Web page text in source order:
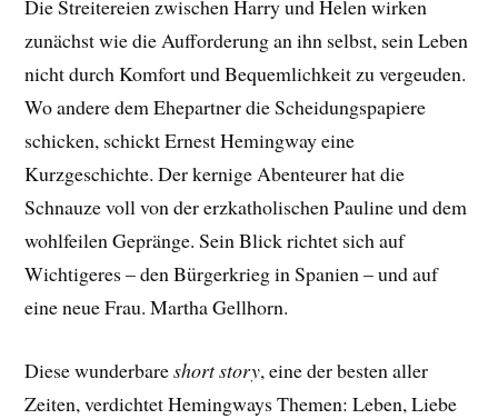
Die Streitereien zwischen Harry und Helen wirken
zunächst wie die Aufforderung an ihn selbst, sein Leben
nicht durch Komfort und Bequemlichkeit zu vergeuden.
Wo andere dem Ehepartner die Scheidungspapiere
schicken, schickt Ernest Hemingway eine
Kurzgeschichte. Der kernige Abenteurer hat die
Schnauze voll von der erzkatholischen Pauline und dem
wohlfeilen Gepränge. Sein Blick richtet sich auf
Wichtigeres – den Bürgerkrieg in Spanien – und auf
eine neue Frau. Martha Gellhorn.
Diese wunderbareshort story, eine der besten aller
Zeiten, verdichtet Hemingways Themen: Leben, Liebe